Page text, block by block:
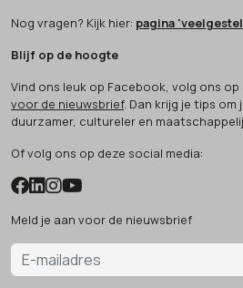
Nog vragen? Kijk hier: pagina
Blijf op de hoogte
Vind ons leuk op Facebook, volg ons
voor de nieuwsbrief. Dan krijg je tips
duurzamer, cultureler en
Of volg ons op deze social media:
Meld je aan voor de nieuwsbrief